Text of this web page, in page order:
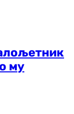
му